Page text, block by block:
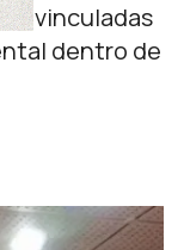
vinculadas
dentro de